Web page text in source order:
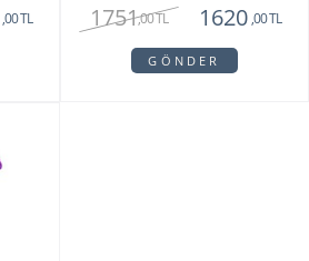
,00 TL 1751,00 TL 1620 ,00 TL
GÖNDER